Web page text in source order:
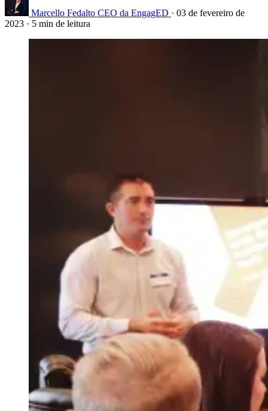
Marcello Fedalto CEO da EngagED · 03 de fevereiro de
2023 · 5 min de leitura